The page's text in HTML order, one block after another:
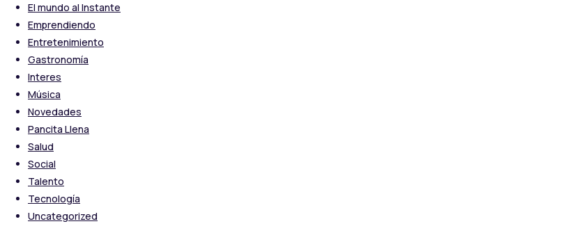
El mundo al Instante
Emprendiendo
Entretenimiento
Gastronomía
Interes
Música
Novedades
Pancita Llena
Salud
Social
Talento
Tecnología
Uncategorized